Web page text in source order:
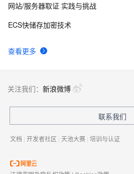
查看更多
网站/服务器取证 实践与挑战
ECS快储存加密技术
关注我们： 新浪微博
联系我们
文档 | 开发者社区 | 天池大赛 | 培训与认证